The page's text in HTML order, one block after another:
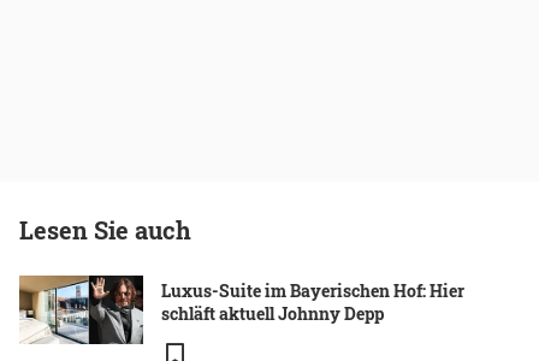
Lesen Sie auch
Luxus-Suite im Bayerischen Hof: Hier
schläft aktuell Johnny Depp